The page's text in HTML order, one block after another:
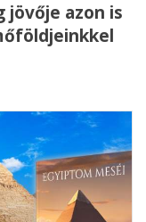
jövője azon is